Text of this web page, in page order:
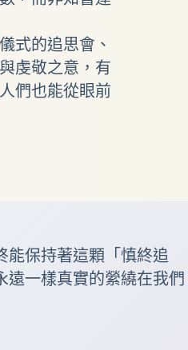
式的追思會、
虔敬之意，有
們也能從眼前
能保持著這顆「慎終追
一樣真實的縈繞在我們